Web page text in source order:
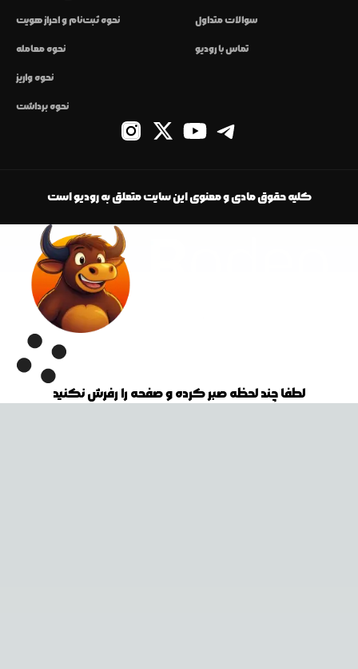
نحوه ثبت‌نام و احراز هویت
نحوه معامله
نحوه واریز
نحوه برداشت
سوالات متداول
تماس با رودیو
کلیه حقوق مادی و معنوی این سایت متعلق به رودیو است
لطفا چند لحظه صبر کرده و صفحه را رفرش نکنید